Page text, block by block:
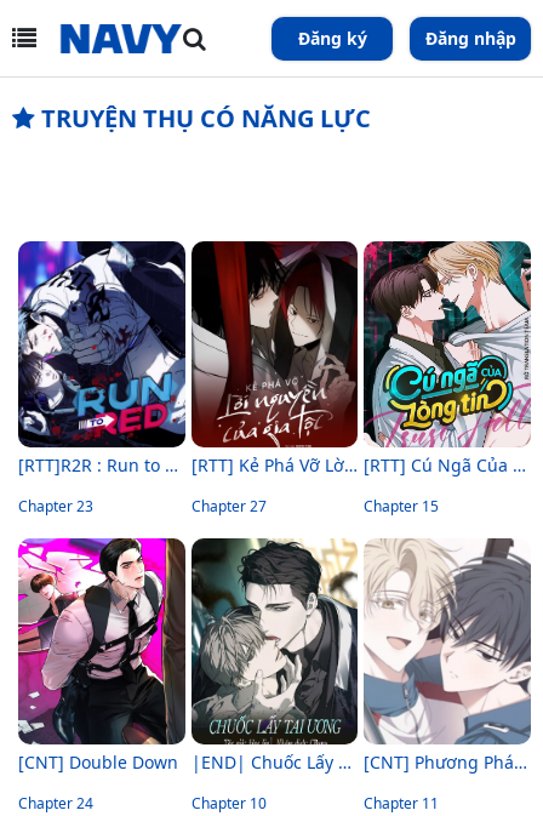
Đăng ký Đăng nhập
TRUYỆN THỤ CÓ NĂNG LỰC
[RTT]R2R : Run to Red
Chapter 23
[RTT] Kẻ Phá Vỡ Lời Nguyền Của Gia Tộc
Chapter 27
[RTT] Cú Ngã Của Lòng Tin
Chapter 15
[CNT] Double Down
Chapter 24
|END| Chuốc Lấy Tai Ương
Chapter 10
[CNT] Phương Pháp Nhắm Trúng X
Chapter 11